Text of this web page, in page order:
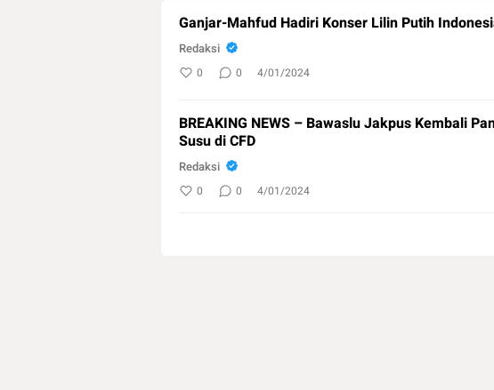
Ganjar-Mahfud Hadiri Konser Lilin Putih
Redaksi
0 0 4/01/2024
BREAKING NEWS – Bawaslu Jakpus Kembali
Susu di CFD
Redaksi
0 0 4/01/2024